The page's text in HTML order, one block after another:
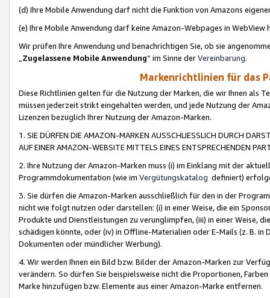
(d) Ihre Mobile Anwendung darf nicht die Funktion von Amazons
(e) Ihre Mobile Anwendung darf keine Amazon-Webpages in WebView
Wir prüfen Ihre Anwendung und benachrichtigen Sie, ob sie
„Zugelassene Mobile Anwendung“ im Sinne derVereinbarung.
Markenrichtlinien für das
Diese Richtlinien gelten für die Nutzung der Marken, die wir Ihnen als
müssen jederzeit strikt eingehalten werden, und jede Nutzung der
Lizenzen bezüglich Ihrer Nutzung der Amazon-Marken.
1. SIE DÜRFEN DIE AMAZON-MARKEN AUSSCHLIESSLICH DURCH
AUF EINER AMAZON-WEBSITE MITTELS EINES ENTSPRECHENDEN
2. Ihre Nutzung der Amazon-Marken muss (i) im Einklang mit der
Programmdokumentation (wie im Vergütungskatalog definiert)
3. Sie dürfen die Amazon-Marken ausschließlich für den in der
nicht wie folgt nutzen oder darstellen: (i) in einer Weise, die ein
Produkte und Dienstleistungen zu verunglimpfen, (iii) in einer Weise,
schädigen könnte, oder (iv) in Offline-Materialien oder E-Mails (z. B. in
Dokumenten oder mündlicher Werbung).
4. Wir werden Ihnen ein Bild bzw. Bilder der Amazon-Marken zur
verändern. So dürfen Sie beispielsweise nicht die Proportionen,
Marke hinzufügen bzw. Elemente aus einer Amazon-Marke entfernen.